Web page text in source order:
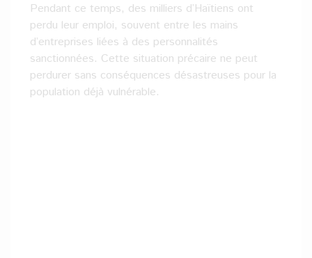
Pendant ce temps, des milliers d’Haïtiens ont
perdu leur emploi, souvent entre les mains
d’entreprises liées à des personnalités
sanctionnées. Cette situation précaire ne peut
perdurer sans conséquences désastreuses pour la
population déjà vulnérable.